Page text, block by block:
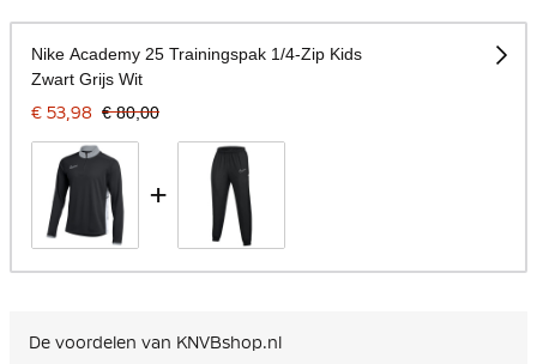
Nike Academy 25 Trainingspak 1/4-Zip Kids
Zwart Grijs Wit
€ 53,98 € 80,00
+
De voordelen van KNVBshop.nl